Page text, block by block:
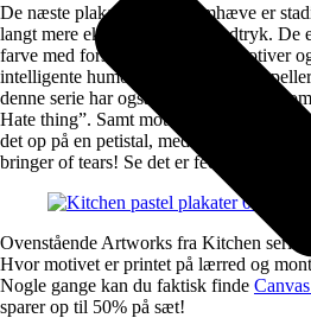
De næste plakater vi vil fremhæve er
langt mere eksklusive i deres udtryk. De
farve med forskellige farverige motiver
intelligente humor, der mest af alt
denne serie har også motiver til børn,
Hate thing”. Samt motiver til far der
det op på en petistal, med citater som
bringer of tears! Se det er fed humor, far
Ovenstående Artworks fra Kitchen
Hvor motivet er printet på lærred og
Nogle gange kan du faktisk finde
sparer op til 50% på sæt!